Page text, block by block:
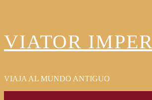
VIATOR
VIAJA AL MUNDO ANTIGUO